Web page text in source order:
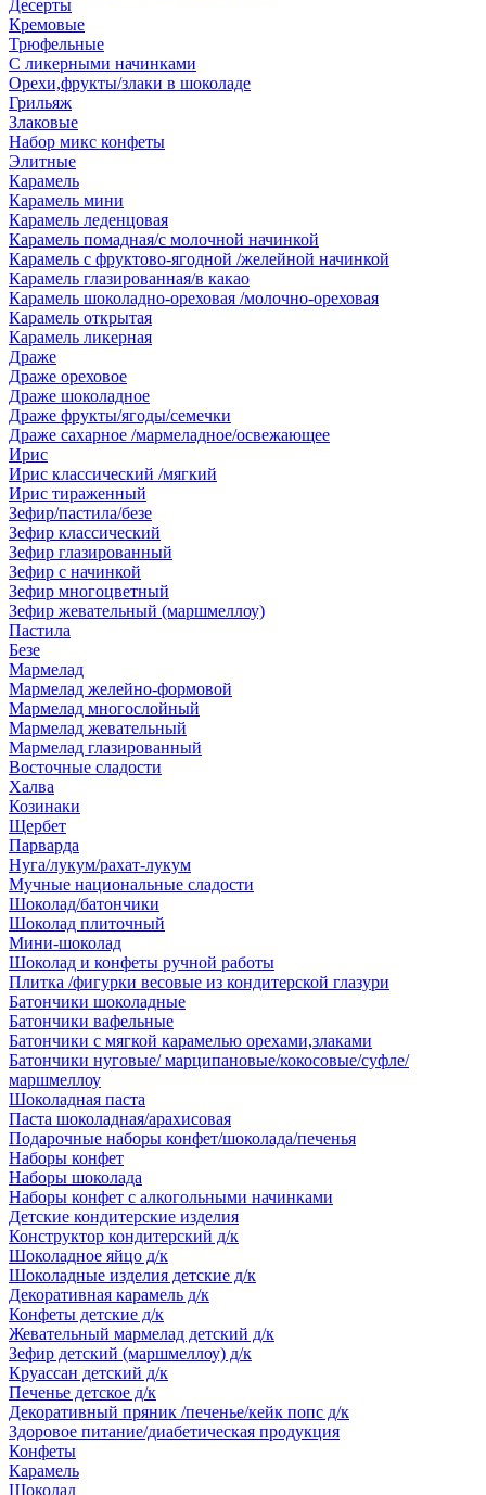
Десерты
Кремовые
Трюфельные
С ликерными начинками
Орехи,фрукты/злаки в шоколаде
Грильяж
Злаковые
Набор микс конфеты
Элитные
Карамель
Карамель мини
Карамель леденцовая
Карамель помадная/с молочной начинкой
Карамель с фруктово-ягодной /желейной начинкой
Карамель глазированная/в какао
Карамель шоколадно-ореховая /молочно-ореховая
Карамель открытая
Карамель ликерная
Драже
Драже ореховое
Драже шоколадное
Драже фрукты/ягоды/семечки
Драже сахарное /мармеладное/освежающее
Ирис
Ирис классический /мягкий
Ирис тираженный
Зефир/пастила/безе
Зефир классический
Зефир глазированный
Зефир с начинкой
Зефир многоцветный
Зефир жевательный (маршмеллоу)
Пастила
Безе
Мармелад
Мармелад желейно-формовой
Мармелад многослойный
Мармелад жевательный
Мармелад глазированный
Восточные сладости
Халва
Козинаки
Щербет
Парварда
Нуга/лукум/рахат-лукум
Мучные национальные сладости
Шоколад/батончики
Шоколад плиточный
Мини-шоколад
Шоколад и конфеты ручной работы
Плитка /фигурки весовые из кондитерской глазури
Батончики шоколадные
Батончики вафельные
Батончики с мягкой карамелью орехами,злаками
Батончики нуговые/ марципановые/кокосовые/суфле/
маршмеллоу
Шоколадная паста
Паста шоколадная/арахисовая
Подарочные наборы конфет/шоколада/печенья
Наборы конфет
Наборы шоколада
Наборы конфет с алкогольными начинками
Детские кондитерские изделия
Конструктор кондитерский д/к
Шоколадное яйцо д/к
Шоколадные изделия детские д/к
Декоративная карамель д/к
Конфеты детские д/к
Жевательный мармелад детский д/к
Зефир детский (маршмеллоу) д/к
Круассан детский д/к
Печенье детское д/к
Декоративный пряник /печенье/кейк попс д/к
Здоровое питание/диабетическая продукция
Конфеты
Карамель
Шоколад